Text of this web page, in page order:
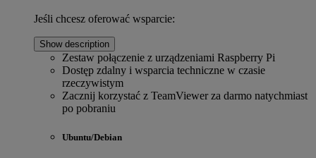
Jeśli chcesz oferować wsparcie:
Show description
Zestaw połączenie z urządzeniami Raspberry Pi
Dostęp zdalny i wsparcia techniczne w czasie
rzeczywistym
Zacznij korzystać z TeamViewer za darmo natychmiast
po pobraniu
Ubuntu/Debian